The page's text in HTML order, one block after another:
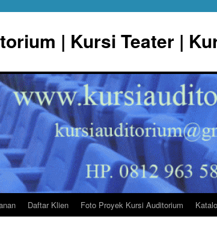
| Kursi Teater |
Daftar Klien Foto Proyek Kursi Auditorium